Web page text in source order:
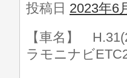
投稿日 2023年6
【車名】
ラモニナビ